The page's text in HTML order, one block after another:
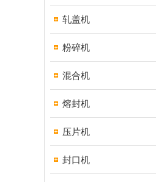
轧盖机
粉碎机
混合机
熔封机
压片机
封口机